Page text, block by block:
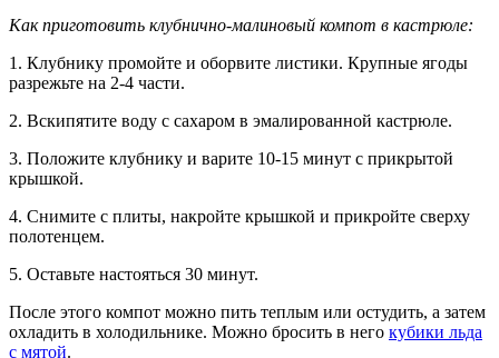
Как приготовить клубнично-малиновый компот в кастрюле:
1. Клубнику промойте и оборвите листики. Крупные ягоды
разрежьте на 2-4 части.
2. Вскипятите воду с сахаром в эмалированной кастрюле.
3. Положите клубнику и варите 10-15 минут с прикрытой
крышкой.
4. Снимите с плиты, накройте крышкой и прикройте сверху
полотенцем.
5. Оставьте настояться 30 минут.
После этого компот можно пить теплым или остудить, а затем
охладить в холодильнике. Можно бросить в него кубики льда
с мятой.